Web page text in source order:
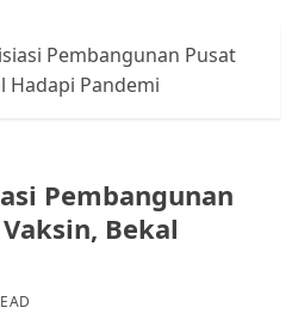
Pembangunan Pusat
Hadapi Pandemi
Pembangunan
Bekal